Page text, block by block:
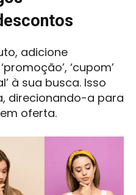
adicione
‘cupom’
à sua busca. Isso
direcionando-a para
oferta.